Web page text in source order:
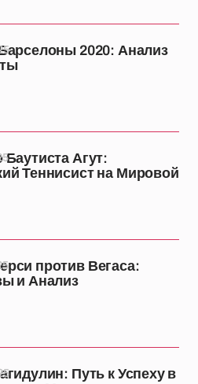
2020: Анализ
Баутиста Агут:
Теннисист на Мировой
против Вегаса:
и Анализ
Путь к Успеху в